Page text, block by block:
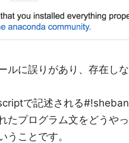
ルに誤りがあり、存在し
で記述される
たプログラム文をどうや
うことです。